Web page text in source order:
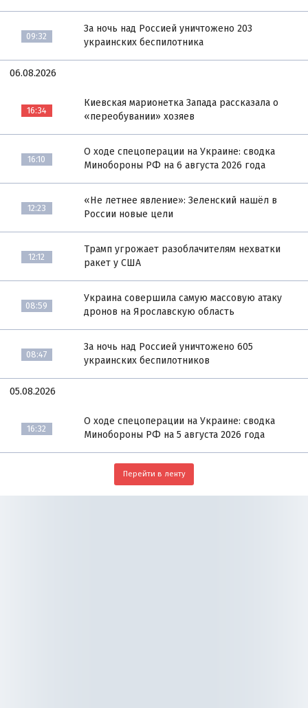
09:32
За ночь над Россией уничтожено 203
украинских беспилотника
06.08.2026
16:34
Киевская марионетка Запада рассказала о
«переобувании» хозяев
16:10
О ходе спецоперации на Украине: сводка
Минобороны РФ на 6 августа 2026 года
12:23
«Не летнее явление»: Зеленский нашёл в
России новые цели
12:12
Трамп угрожает разоблачителям нехватки
ракет у США
08:59
Украина совершила самую массовую атаку
дронов на Ярославскую область
08:47
За ночь над Россией уничтожено 605
украинских беспилотников
05.08.2026
16:32
О ходе спецоперации на Украине: сводка
Минобороны РФ на 5 августа 2026 года
Перейти в ленту